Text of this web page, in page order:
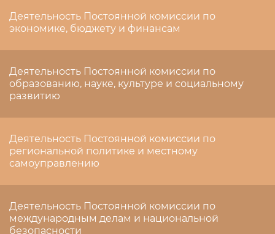
Деятельность Постоянной комиссии по
экономике, бюджету и финансам
Деятельность Постоянной комиссии по
образованию, науке, культуре и социальному
развитию
Деятельность Постоянной комиссии по
региональной политике и местному
самоуправлению
Деятельность Постоянной комиссии по
международным делам и национальной
безопасности